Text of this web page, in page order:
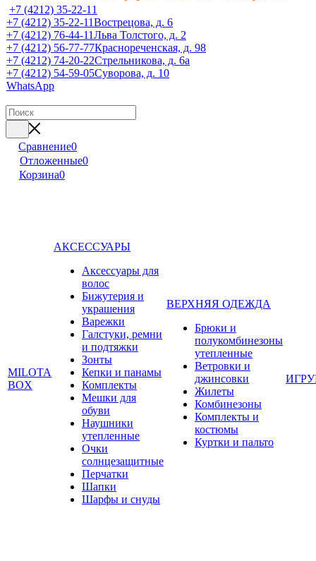
+7 (4212) 35-22-11
+7 (4212) 35-22-11Вострецова, д. 6
+7 (4212) 76-44-11Льва Толстого, д. 2
+7 (4212) 56-77-77Краснореченская, д. 98
+7 (4212) 74-20-22Стрельникова, д. 6а
+7 (4212) 54-59-05Суворова, д. 10
WhatsApp
Сравнение0
Отложенные0
Корзина0
MILOTA
BOX
АКСЕССУАРЫ
Аксессуары для
волос
Бижутерия и
украшения
Варежки
Галстуки, ремни
и подтяжки
Зонты
Кепки и панамы
Комплекты
Мешки для
обуви
Наушники
утепленные
Очки
солнцезащитные
Перчатки
Шапки
Шарфы и снуды
ВЕРХНЯЯ ОДЕЖДА
Брюки и
полукомбинезоны
утепленные
Ветровки и
джинсовки
Жилеты
Комбинезоны
Комплекты и
костюмы
Куртки и пальто